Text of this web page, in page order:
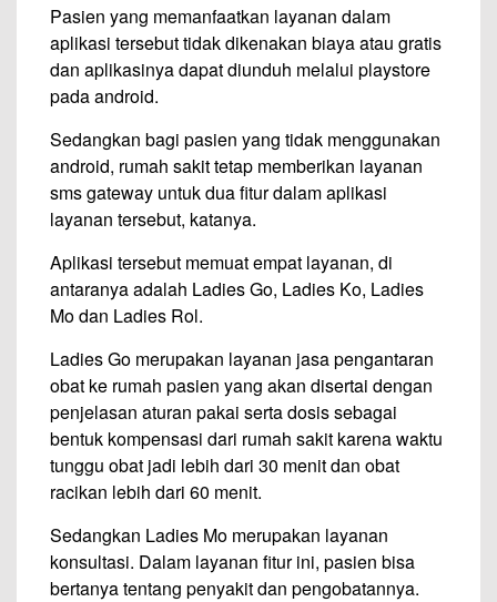
Pasien yang memanfaatkan layanan dalam
aplikasi tersebut tidak dikenakan biaya atau gratis
dan aplikasinya dapat diunduh melalui playstore
pada android.
Sedangkan bagi pasien yang tidak menggunakan
android, rumah sakit tetap memberikan layanan
sms gateway untuk dua fitur dalam aplikasi
layanan tersebut, katanya.
Aplikasi tersebut memuat empat layanan, di
antaranya adalah Ladies Go, Ladies Ko, Ladies
Mo dan Ladies Rol.
Ladies Go merupakan layanan jasa pengantaran
obat ke rumah pasien yang akan disertai dengan
penjelasan aturan pakai serta dosis sebagai
bentuk kompensasi dari rumah sakit karena waktu
tunggu obat jadi lebih dari 30 menit dan obat
racikan lebih dari 60 menit.
Sedangkan Ladies Mo merupakan layanan
konsultasi. Dalam layanan fitur ini, pasien bisa
bertanya tentang penyakit dan pengobatannya.